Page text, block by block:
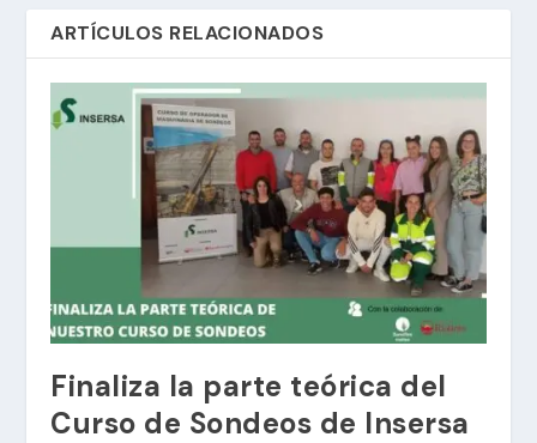
ARTÍCULOS RELACIONADOS
Finaliza la parte teórica del
Curso de Sondeos de Insersa